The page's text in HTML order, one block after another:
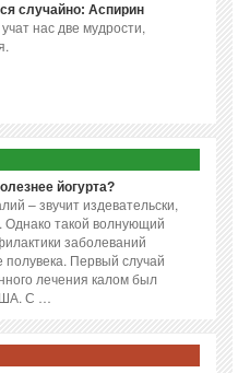
случайно: Аспирин
нас две мудрости,
йогурта?
– звучит издевательски,
Однако такой волнующий
заболеваний
полувека. Первый случай
лечения калом был
С …